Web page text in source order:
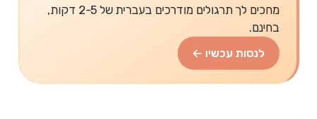
מחכים לך תרגולים מודרכים בעברית של 2-5 דקות,
בחינם.
לנסות עכשיו ←